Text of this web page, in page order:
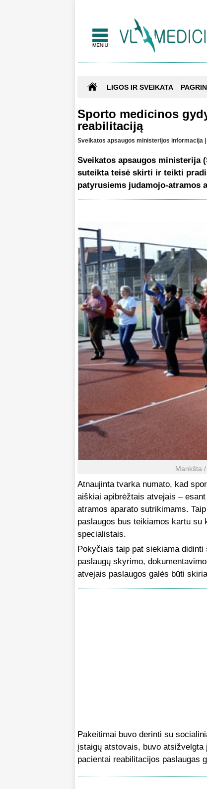
LIGOS IR SVEIKATA
Sporto medicinos
reabilitaciją
Sveikatos apsaugos ministerijos informacija |
Sveikatos apsaugos ministerija
suteikta teisė skirti ir teikti
patyrusiems judamojo-atramos
Mankšta
Atnaujinta tvarka numato, kad
aiškiai apibrėžtais atvejais –
atramos aparato sutrikimams.
paslaugos bus teikiamos kartu
specialistais.
Pokyčiais taip pat siekiama
paslaugų skyrimo,
atvejais paslaugos galės būti
Pakeitimai buvo derinti su
įstaigų atstovais, buvo
pacientai reabilitacijos paslaugas